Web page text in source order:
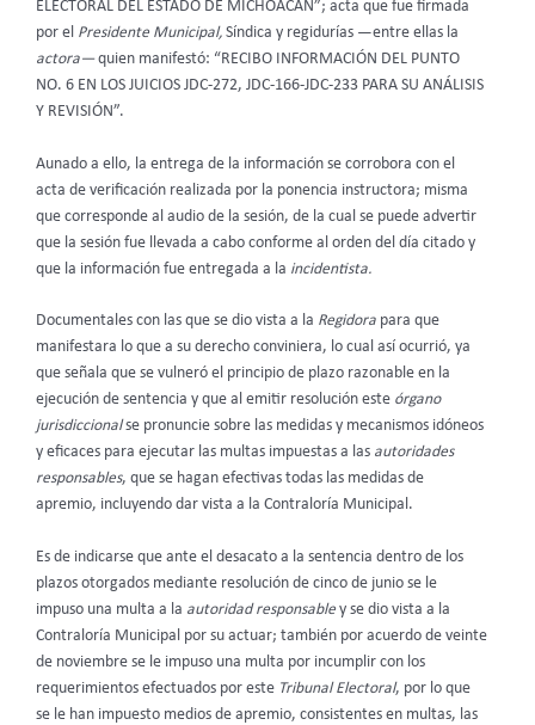
ELECTORAL DEL ESTADO DE MICHOACÁN”; acta que fue firmada
por el Presidente Municipal, Síndica y regidurías —entre ellas la
actora—quien manifestó: “RECIBO INFORMACIÓN DEL PUNTO
NO. 6 EN LOS JUICIOS JDC-272, JDC-166-JDC-233 PARA SU ANÁLISIS
Y REVISIÓN”.
Aunado a ello, la entrega de la información se corrobora con el
acta de verificación realizada por la ponencia instructora; misma
que corresponde al audio de la sesión, de la cual se puede advertir
que la sesión fue llevada a cabo conforme al orden del día citado y
que la información fue entregada a la incidentista.
Documentales con las que se dio vista a la Regidora para que
manifestara lo que a su derecho conviniera, lo cual así ocurrió, ya
que señala que se vulneró el principio de plazo razonable en la
ejecución de sentencia y que al emitir resolución este órgano
jurisdiccionalse pronuncie sobre las medidas y mecanismos idóneos
y eficaces para ejecutar las multas impuestas a las autoridades
responsables, que se hagan efectivas todas las medidas de
apremio, incluyendo dar vista a la Contraloría Municipal.
Es de indicarse que ante el desacato a la sentencia dentro de los
plazos otorgados mediante resolución de cinco de junio se le
impuso una multa a la autoridad responsabley se dio vista a la
Contraloría Municipal por su actuar; también por acuerdo de veinte
de noviembre se le impuso una multa por incumplir con los
requerimientos efectuados por este Tribunal Electoral, por lo que
se le han impuesto medios de apremio, consistentes en multas, las